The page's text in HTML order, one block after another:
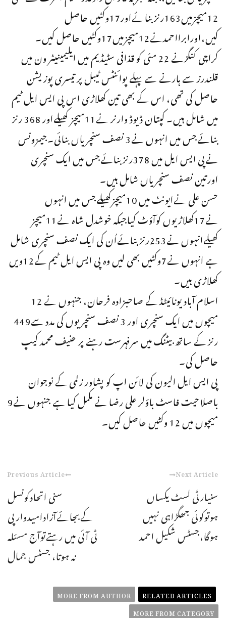
12میچزمیں163رنزبنائےاور17وکٹیں حاصل
کیں،اورابرااحمدنے12میچزمیں17وکٹیں حاصل کیں۔
کراچی کنگزنے 22 مئی کو قذافی سٹیڈیم میں ایلیمینیٹر ون میں
قلندرز سے ہارنے سے پہلے پوائنٹس ٹیبل پر تیسری پوزیشن
حاصل کی تھی، اس کے بھی تین کھلاڑی اس پی ایس ایل ٹیم
میں شامل ہیں۔ کپتان ڈیوڈ وارنر نے11میچز کھیلےاور 368 رنز
بنائےجس میں انہوں نے3 نصف سنچریاں بنائی۔جیمزونس
نےپی ایس ایل میں 378رنزبنائےجس میں ایک سنچری
اورتین نصف سنچریاں شامل ہیں۔
حسن علی نےایونٹ میں 10میچزکھیلےجس میں انہوں
نے17کھلاڑیوں کوآؤٹ کیاجبکہ خوشدل شاہ نے11میچز
کھیلےانہوں نے253رنزبنائےاُن کی ایک نصف سنچری شامل
ہے انہوں نے7وکٹیں بھی لیں وہ پی ایس ایل ٹیم کے12ویں
کھلاڑی ہیں۔
اسلام آباد یونائیٹڈ کے صاحبزادہ فرحان، جنہوں نے 12
میچوں میں ایک سنچری اور 3 نصف سنچریوں کی مدد سے449
رنز کے ساتھ بیٹنگ میں سرفہرست رہنے پر حنیف محمد کیپ
حاصل کی۔
پی ایس ایل الیون کی لائن اپ کو پشاور زلمی کے نوجوان
باصلاحیت فاسٹ باؤلر علی رضا نے مکمل کیا ہے جنہوں نے9
میچوں میں 12 وکٹیں حاصل کیں۔
Previous Article
سنی اتحادکونسل
کےبجائےآزادامیدوارپی
ٹی آئی میں رہتےتوآج مسئلہ
نہ ہوتا، جسٹس جمال
Next Article
سنیارٹی لسٹ یکساں
ہوتوکوئی جھگڑاہی نہیں
ہوگا،جسٹس شکیل احمد
RELATED ARTICLES
MORE FROM AUTHOR
MORE FROM CATEGORY